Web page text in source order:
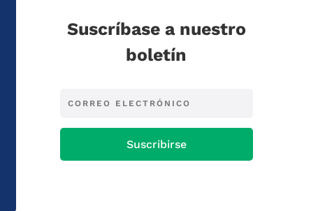
Suscríbase a nuestro
boletín
Suscribirse